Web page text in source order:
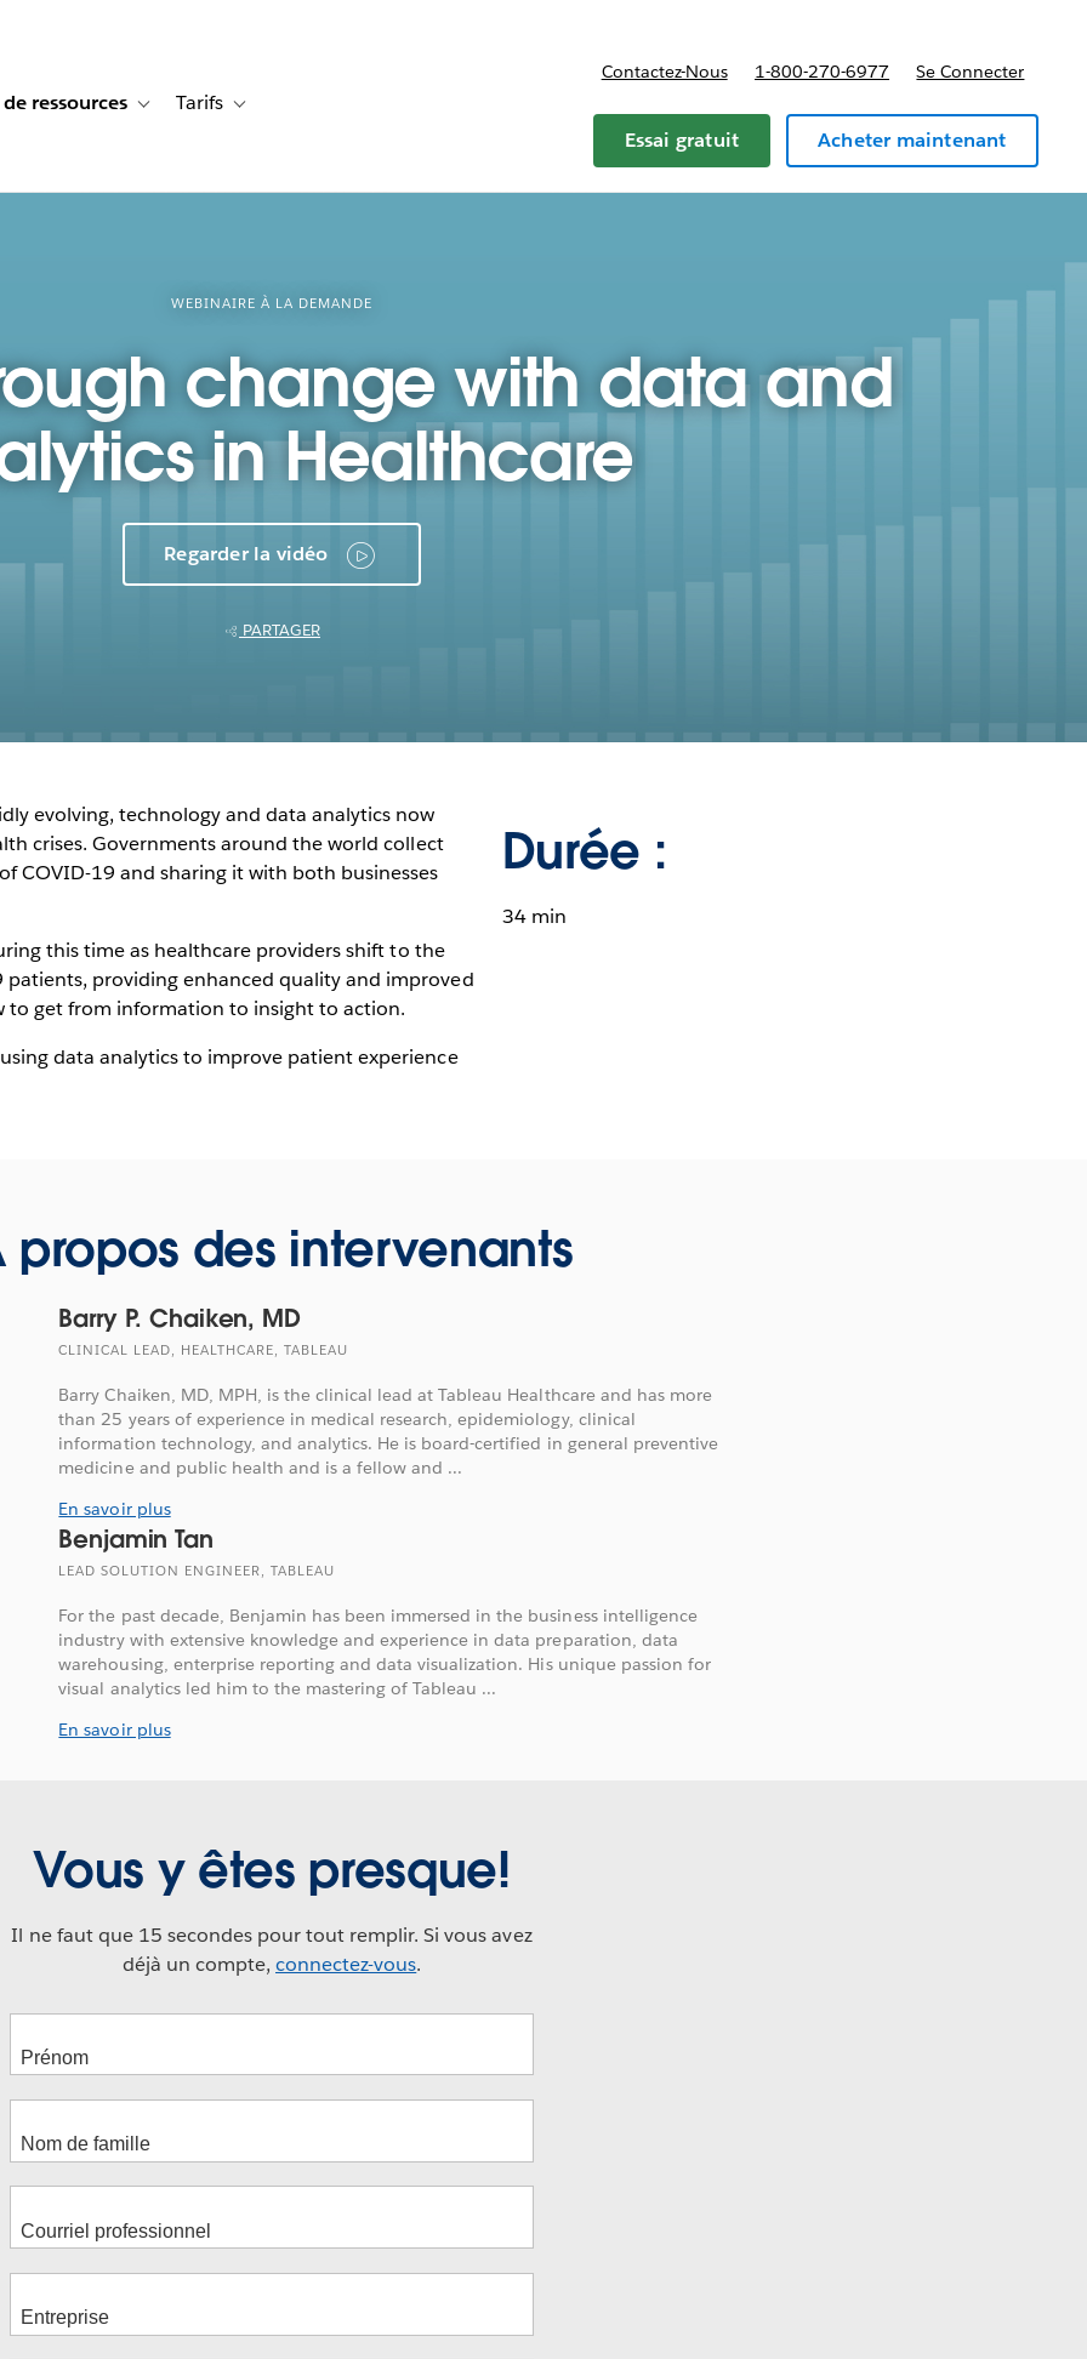
de cas for Solutions
ressources Toggle sub-navigation for Centre de ressources
Tarifs Toggle sub-navigation for Tarifs
Contactez-Nous 1-800-270-6977 Se Connecter
Essai gratuit Acheter maintenant
WEBINAIRE À LA DEMANDE
change with data and
in Healthcare
Regarder la vidéo
PARTAGER
evolving, technology and data analytics now
crises. Governments around the world collect
COVID-19 and sharing it with both businesses
this time as healthcare providers shift to the
providing enhanced quality and improved
to get from information to insight to action.
data analytics to improve patient experience
Durée :
34 min
propos des intervenants
Barry P. Chaiken, MD
CLINICAL LEAD, HEALTHCARE, TABLEAU
Barry Chaiken, MD, MPH, is the clinical lead at Tableau Healthcare and has more
than 25 years of experience in medical research, epidemiology, clinical
information technology, and analytics. He is board-certified in general preventive
medicine and public health and is a fellow and ...
En savoir plus
Benjamin Tan
LEAD SOLUTION ENGINEER, TABLEAU
For the past decade, Benjamin has been immersed in the business intelligence
industry with extensive knowledge and experience in data preparation, data
warehousing, enterprise reporting and data visualization. His unique passion for
visual analytics led him to the mastering of Tableau ...
En savoir plus
Vous y êtes presque!
Il ne faut que 15 secondes pour tout remplir. Si vous avez
déjà un compte, connectez-vous.